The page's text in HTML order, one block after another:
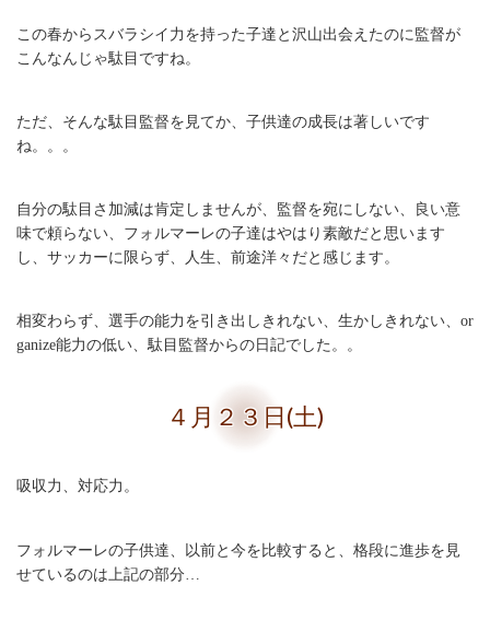
この春からスバラシイ力を持った子達と沢山出会えたのに監督が
こんなんじゃ駄目ですね。
ただ、そんな駄目監督を見てか、子供達の成長は著しいです
ね。。。
自分の駄目さ加減は肯定しませんが、監督を宛にしない、良い意
味で頼らない、フォルマーレの子達はやはり素敵だと思います
し、サッカーに限らず、人生、前途洋々だと感じます。
相変わらず、選手の能力を引き出しきれない、生かしきれない、or
ganize能力の低い、駄目監督からの日記でした。。
４月２３日(土)
吸収力、対応力。
フォルマーレの子供達、以前と今を比較すると、格段に進歩を見
せているのは上記の部分…